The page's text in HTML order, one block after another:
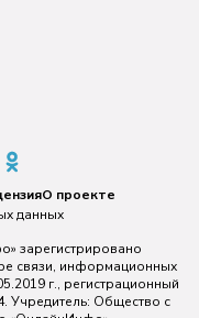
О проекте
данных
зарегистрировано
связи, информационных
г., регистрационный
Учредитель: Общество с